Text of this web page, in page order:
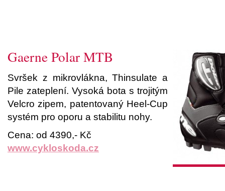
Gaerne Polar MTB
Svršek z mikrovlákna, Thinsulate a
Pile zateplení. Vysoká bota s trojitým
Velcro zipem, patentovaný Heel-Cup
systém pro oporu a stabilitu nohy.
Cena: od 4390,- Kč
www.cykloskoda.cz